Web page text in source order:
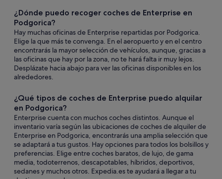
¿Dónde puedo recoger coches de Enterprise en
Podgorica?
Hay muchas oficinas de Enterprise repartidas por Podgorica.
Elige la que más te convenga. En el aeropuerto y en el centro
encontrarás la mayor selección de vehículos, aunque, gracias a
las oficinas que hay por la zona, no te hará falta ir muy lejos.
Desplázate hacia abajo para ver las oficinas disponibles en los
alrededores.
¿Qué tipos de coches de Enterprise puedo alquilar
en Podgorica?
Enterprise cuenta con muchos coches distintos. Aunque el
inventario varía según las ubicaciones de coches de alquiler de
Enterprise en Podgorica, encontrarás una amplia selección que
se adaptará a tus gustos. Hay opciones para todos los bolsillos y
preferencias. Elige entre coches baratos, de lujo, de gama
media, todoterrenos, descapotables, híbridos, deportivos,
sedanes y muchos otros. Expedia.es te ayudará a llegar a tu